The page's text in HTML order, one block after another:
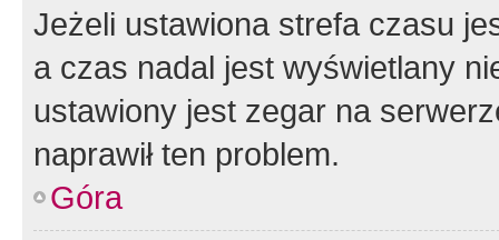
Jeżeli ustawiona strefa czasu
a czas nadal jest wyświetlany
ustawiony jest zegar na
naprawił ten problem.
Góra